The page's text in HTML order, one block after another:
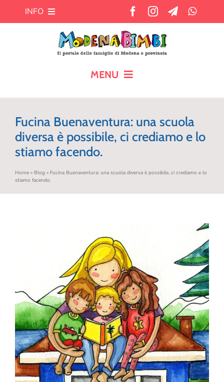
INFO
Chi siamo
Newsletter
Contatti
MENU
CALENDARIO
CORSI
SALUTE
PUBBLICITÀ
SEGNALA UN EVENTO
CERCA
PER:
Fucina Buenaventura: una scuola
diversa è possibile, ci crediamo e lo
stiamo facendo.
Home» Blog » Fucina Buenaventura: una scuola diversa è possibile, ci crediamo e lo
stiamo facendo.